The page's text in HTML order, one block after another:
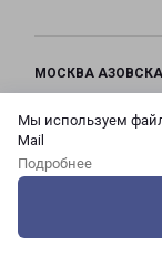
Мы используем
Mail
Подробнее
МОСКВА
Азовская, дом
на карте